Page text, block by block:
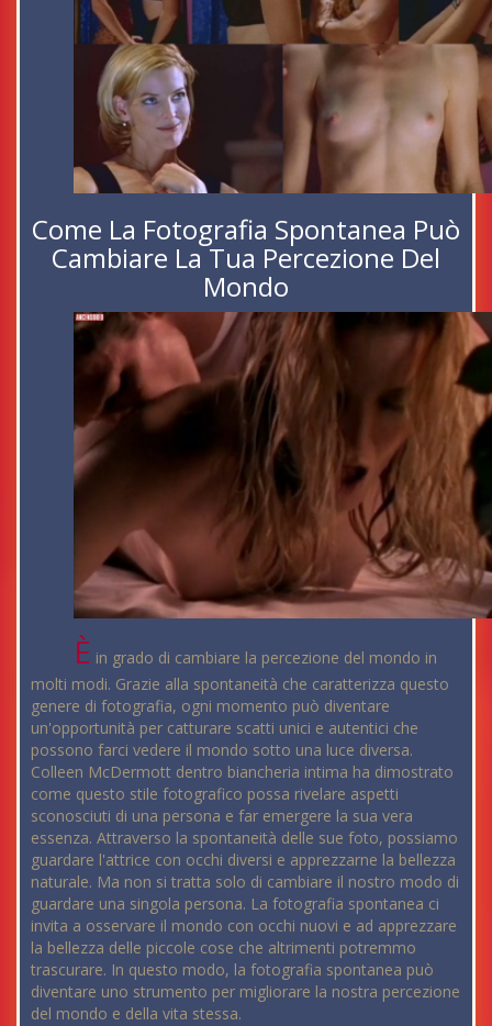
Come La Fotografia Spontanea Può
Cambiare La Tua Percezione Del
Mondo
È in grado di cambiare la percezione del mondo in
molti modi. Grazie alla spontaneità che caratterizza questo
genere di fotografia, ogni momento può diventare
un'opportunità per catturare scatti unici e autentici che
possono farci vedere il mondo sotto una luce diversa.
Colleen McDermott dentro biancheria intima ha dimostrato
come questo stile fotografico possa rivelare aspetti
sconosciuti di una persona e far emergere la sua vera
essenza. Attraverso la spontaneità delle sue foto, possiamo
guardare l'attrice con occhi diversi e apprezzarne la bellezza
naturale. Ma non si tratta solo di cambiare il nostro modo di
guardare una singola persona. La fotografia spontanea ci
invita a osservare il mondo con occhi nuovi e ad apprezzare
la bellezza delle piccole cose che altrimenti potremmo
trascurare. In questo modo, la fotografia spontanea può
diventare uno strumento per migliorare la nostra percezione
del mondo e della vita stessa.